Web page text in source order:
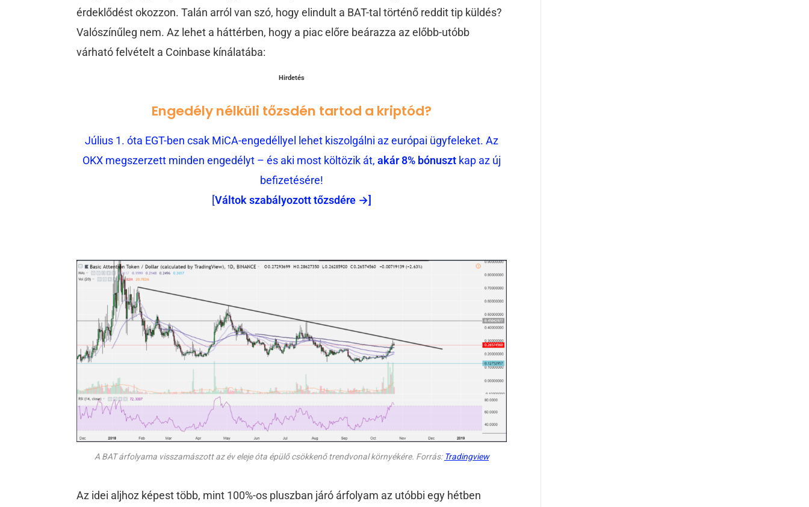
érdeklődést okozzon. Talán arról van szó, hogy elindult a BAT-tal történő reddit tip küldés?
Valószínűleg nem. Az lehet a háttérben, hogy a piac előre beárazza az előbb-utóbb
várható felvételt a Coinbase kínálatába:
Hirdetés
Engedély nélküli tőzsdén tartod a kriptód?
Július 1. óta EGT-ben csak MiCA-engedéllyel lehet kiszolgálni az európai ügyfeleket. Az
OKX megszerzett minden engedélyt – és aki most költözik át, akár 8% bónuszt kap az új
befizetésére!
[Váltok szabályozott tőzsdére →]
A BAT árfolyama visszamászott az év eleje óta épülő csökkenő trendvonal környékére. Forrás: Tradingview
Az idei aljhoz képest több, mint 100%-os pluszban járó árfolyam az utóbbi egy hétben